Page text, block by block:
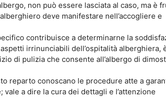
non può essere lasciata al caso, ma è
deve manifestare nell’accogliere e
contribuisce a determinarne la
irrinunciabili dell’ospitalità alberghiera,
di pulizia che consente all’albergo di
reparto conoscano le procedure atte a
a dire la cura dei dettagli e l’attenzione